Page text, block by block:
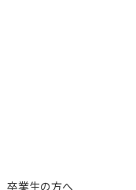
卒業生の方へ